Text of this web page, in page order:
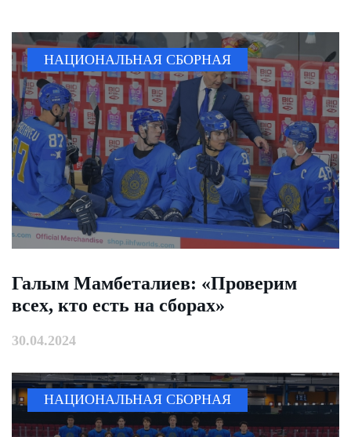
НАЦИОНАЛЬНАЯ СБОРНАЯ
Галым Мамбеталиев: «Проверим
всех, кто есть на сборах»
30.04.2024
НАЦИОНАЛЬНАЯ СБОРНАЯ